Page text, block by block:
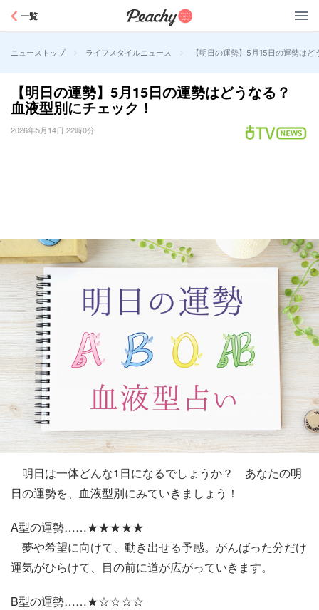
一覧
ニューストップ > ライフスタイルニュース > 【明日の運勢】5月15日の運勢は
【明日の運勢】5月15日の運勢はどうなる？
血液型別にチェック！
2026年5月14日 22時0分
明日は一体どんな1日になるでしょうか？ あなたの明
日の運勢を、血液型別にみていきましょう！
A型の運勢……★★★★★
夢や希望に向けて、動き出せる予感。がんばった分だけ
運気がひらけて、目の前に道が広がっていきます。
B型の運勢……★☆☆☆☆